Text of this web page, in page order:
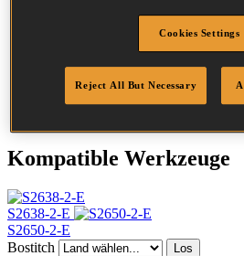
25 mm
25.0 mm
Spitzenprofil
Meißel-Spitze
Menge/Karton
Kompatible Werkzeuge
S2638-2-E
S2650-2-E
Bostitch
Los
Cookies Settings
Reject All But Necessary